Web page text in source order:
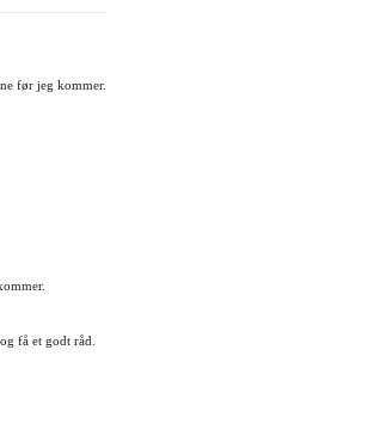
før jeg kommer.
få et godt råd.